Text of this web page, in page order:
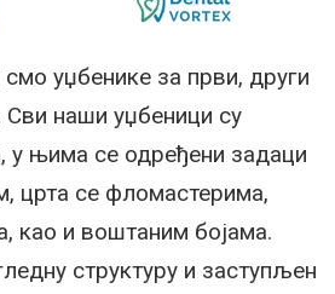
уџбенике за први, други
Сви наши уџбеници су
у њима се одређени задаци
црта се фломастерима,
као и воштаним бојама.
структуру и заступљен